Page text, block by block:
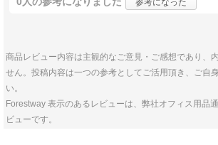
参考になった
商品レビュー内容は主観的なご意見・ご感想であり、
せん。投稿内容は一つの参考としてご活用頂き、ご自
い。
Forestway 表示のあるレビューは、弊社オフィス用品
ビューです。